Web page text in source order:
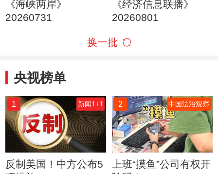
《海峡两岸》
20260731
《经济信息联播》
20260801
换一批
央视榜单
1 新闻1+1
反制美国！中方公布5
2 中国法治观察
上班“摸鱼”公司有权开